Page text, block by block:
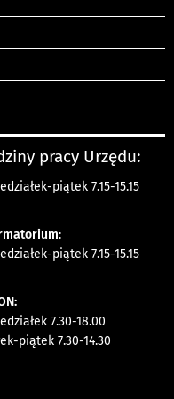
pracy Urzędu:
piątek 7.15-15.15
:
piątek 7.15-15.15
7.30-18.00
piątek 7.30-14.30